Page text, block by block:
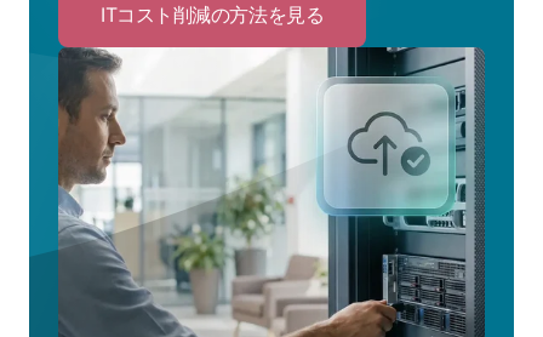
ITコスト削減の方法を見る
to
IT
コ
減
方
法